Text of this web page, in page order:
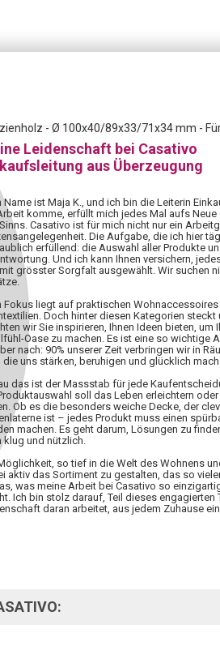
- Ø 100x40/89x33/71x34 mm -
Leidenschaft bei Casativo
aus Überzeugung
Name ist Maja K., und ich bin die Leiterin
komme, erfüllt mich jedes Mal aufs
Casativo ist für mich nicht nur ein
Die Aufgabe, die ich hier
erfüllend: die Auswahl aller Produkte
Und ich kann Ihnen versichern,
grösster Sorgfalt ausgewählt. Wir suchen
Fokus liegt auf praktischen
Doch hinter diesen Kategorien steckt
wir Sie inspirieren, Ihnen Ideen bieten, um
Oase zu machen. Es ist eine so wichtige
nach: 90% unserer Zeit verbringen wir in
die uns stärken, beruhigen und glücklich
das ist der Massstab für jede
soll das Leben erleichtern
Ob es die besonders weiche Decke, der
ist – jedes Produkt muss einen
machen. Es geht darum, Lösungen zu
klug und nützlich.
so tief in die Welt des Wohnens
aktiv das Sortiment zu gestalten, das so
was meine Arbeit bei Casativo so
Ich bin stolz darauf, Teil dieses engagierten
daran arbeitet, aus jedem Zuhause